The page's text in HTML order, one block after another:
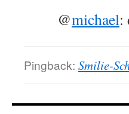
@michael:
Pingback: Smilie-